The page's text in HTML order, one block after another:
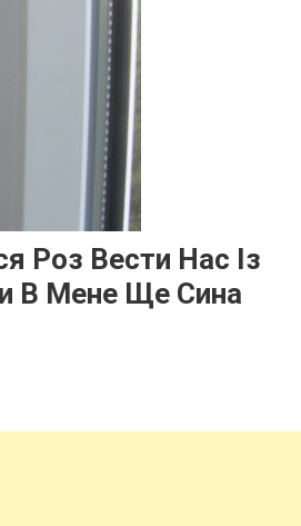
Роз Вести Нас Із
В Мене Ще Сина